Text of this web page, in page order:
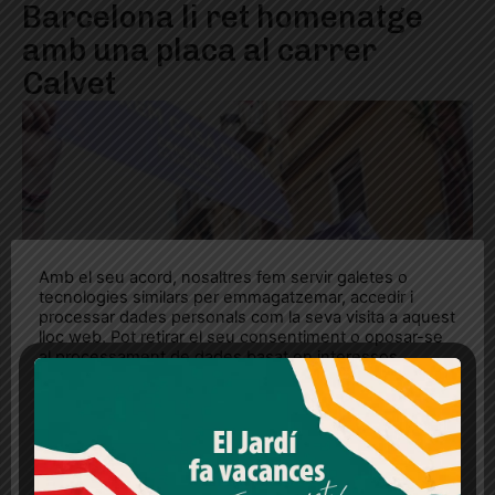
Barcelona li ret homenatge
amb una placa al carrer
Calvet
Amb el seu acord, nosaltres fem servir galetes o
tecnologies similars per emmagatzemar, accedir i
processar dades personals com la seva visita a aquest
lloc web. Pot retirar el seu consentiment o oposar-se
al processament de dades basat en interessos
legítims en qualsevol moment fent clic a "Ajustos de
cookies" o a la nostra Política de privacitat en aquest
lloc web. Si cliques "acceptar" dones el teu